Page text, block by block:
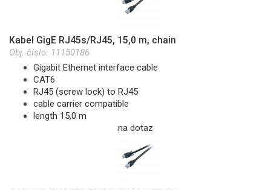
Kabel GigE RJ45s/RJ45, 15,0 m, chain
Obj. číslo: 11150186
Gigabit Ethernet interface cable
CAT6
RJ45 (screw lock) to RJ45
cable carrier compatible
length 15,0 m
na dotaz